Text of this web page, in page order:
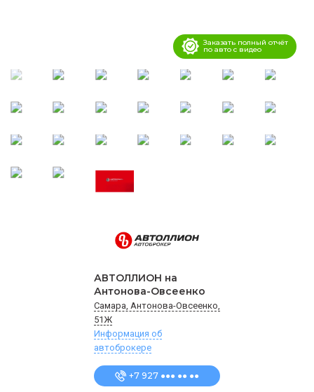
Заказать полный отчёт
по авто с видео
АВТОЛЛИОН на
Антонова-Овсеенко
Самара, Антонова-Овсеенко,
51Ж
Информация об
автоброкере
+7 927 ●●● ●● ●●